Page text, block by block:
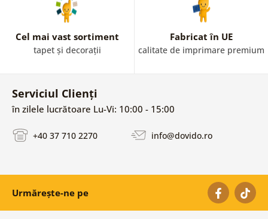
Cel mai vast sortiment
tapet și decorații
Fabricat în UE
calitate de imprimare premium
Serviciul Clienți
în zilele lucrătoare Lu-Vi: 10:00 - 15:00
+40 37 710 2270 info@dovido.ro
Urmărește-ne pe